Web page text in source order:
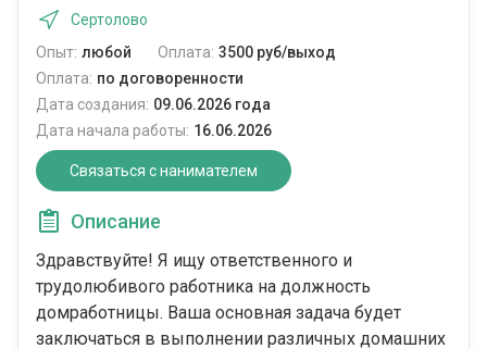
Сертолово
Опыт: любой Оплата: 3500 руб/выход
Оплата: по договоренности
Дата создания: 09.06.2026 года
Дата начала работы: 16.06.2026
Связаться с нанимателем
Описание
Здравствуйте! Я ищу ответственного и
трудолюбивого работника на должность
домработницы. Ваша основная задача будет
заключаться в выполнении различных домашних